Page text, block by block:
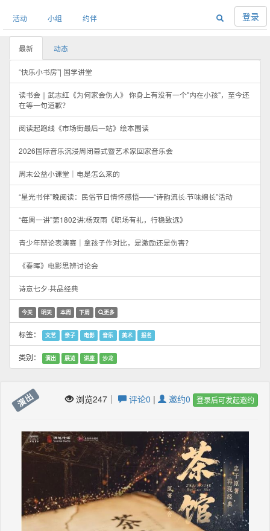
活动 小组 约伴 登录
最新 动态
“快乐小书房”| 国学讲堂
读书会 || 武志红《为何家会伤人》 你身上有没有一个"内在小孩"，至今还
在等一句道歉？
阅读起跑线《市场街最后一站》绘本围读
2026国际音乐沉浸周闭幕式暨艺术家回家音乐会
周末公益小课堂｜电是怎么来的
“星光书伴”晚阅读：民俗节日情怀感悟——“诗韵流长·节味绵长”活动
“每周一讲”第1802讲:杨双雨《职场有礼，行稳致远》
青少年辩论表演赛｜拿孩子作对比，是激励还是伤害？
《春晖》电影思辨讨论会
诗意七夕·共品经典
今天 明天 本周 下周 更多
标签： 文艺 亲子 电影 音乐 美术 报名
类别： 演出 展览 讲座 沙龙
演出 浏览247｜ 评论0 | 邀约0 登录后可发起邀约